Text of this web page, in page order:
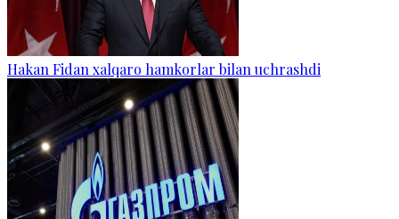
Hakan Fidan xalqaro hamkorlar bilan uchrashdi